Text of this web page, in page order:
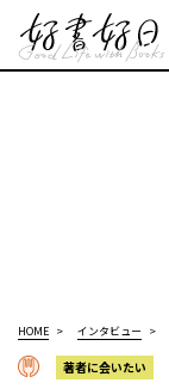
HOME インタビュー
著者に会いたい